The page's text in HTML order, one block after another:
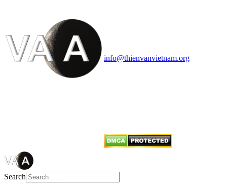
info@thienvanvietnam.org
Search